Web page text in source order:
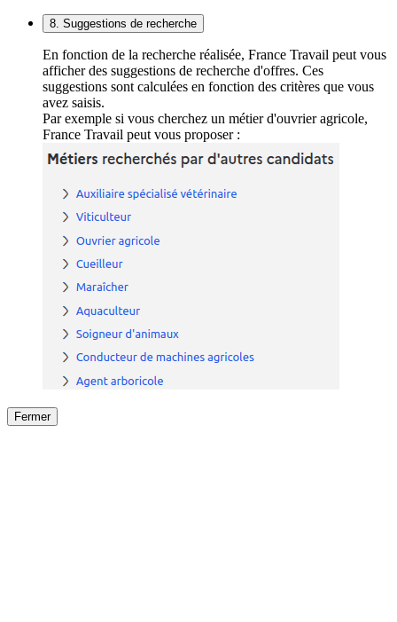
8. Suggestions de recherche
En fonction de la recherche réalisée, France Travail peut vous
afficher des suggestions de recherche d'offres. Ces
suggestions sont calculées en fonction des critères que vous
avez saisis.
Par exemple si vous cherchez un métier d'ouvrier agricole,
France Travail peut vous proposer :
Fermer